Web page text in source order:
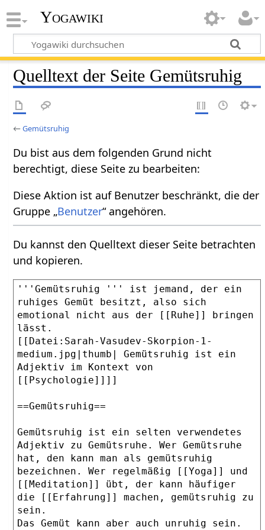
Yogawiki
Quelltext der Seite Gemütsruhig
←Gemütsruhig
Du bist aus dem folgenden Grund nicht
berechtigt, diese Seite zu bearbeiten:
Diese Aktion ist auf Benutzer beschränkt, die der
Gruppe „Benutzer“ angehören.
Du kannst den Quelltext dieser Seite betrachten
und kopieren.